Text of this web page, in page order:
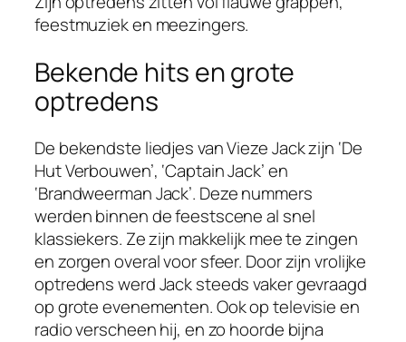
feestmuziek en meezingers.
Bekende hits en grote
optredens
De bekendste liedjes van Vieze Jack zijn ‘De
Hut Verbouwen’, ‘Captain Jack’ en
‘Brandweerman Jack’. Deze nummers
werden binnen de feestscene al snel
klassiekers. Ze zijn makkelijk mee te zingen
en zorgen overal voor sfeer. Door zijn vrolijke
optredens werd Jack steeds vaker gevraagd
op grote evenementen. Ook op televisie en
radio verscheen hij, en zo hoorde bijna